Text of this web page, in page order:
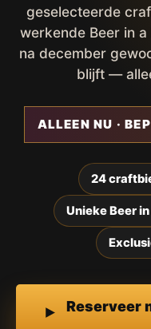
geselecteerde
werkende Beer in
na december
blijft —
ALLEEN NU ·
24
Unieke Beer
Reserveer